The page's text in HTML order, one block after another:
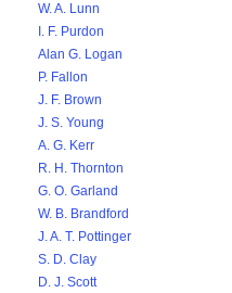
W. A. Lunn
I. F. Purdon
Alan G. Logan
P. Fallon
J. F. Brown
J. S. Young
A. G. Kerr
R. H. Thornton
G. O. Garland
W. B. Brandford
J. A. T. Pottinger
S. D. Clay
D. J. Scott